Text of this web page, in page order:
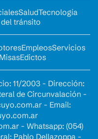
SaludTecnología
tránsito
EmpleosServicios
Edictos
11/2003 - Dirección:
de Circunvalación -
- Email:
- Whatsapp: (054)
Pablo Dellazoppa -